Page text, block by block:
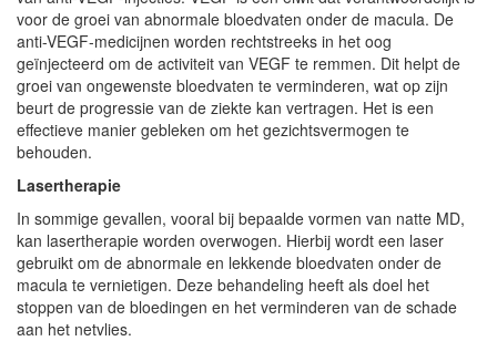
voor de groei van abnormale bloedvaten onder de macula. De
anti-VEGF-medicijnen worden rechtstreeks in het oog
geïnjecteerd om de activiteit van VEGF te remmen. Dit helpt de
groei van ongewenste bloedvaten te verminderen, wat op zijn
beurt de progressie van de ziekte kan vertragen. Het is een
effectieve manier gebleken om het gezichtsvermogen te
behouden.
Lasertherapie
In sommige gevallen, vooral bij bepaalde vormen van natte MD,
kan lasertherapie worden overwogen. Hierbij wordt een laser
gebruikt om de abnormale en lekkende bloedvaten onder de
macula te vernietigen. Deze behandeling heeft als doel het
stoppen van de bloedingen en het verminderen van de schade
aan het netvlies.